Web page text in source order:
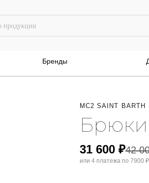
Бренды
MC2 SAINT BARTH
Брюки
31 600₽42
или 4 платежа по7900 ₽